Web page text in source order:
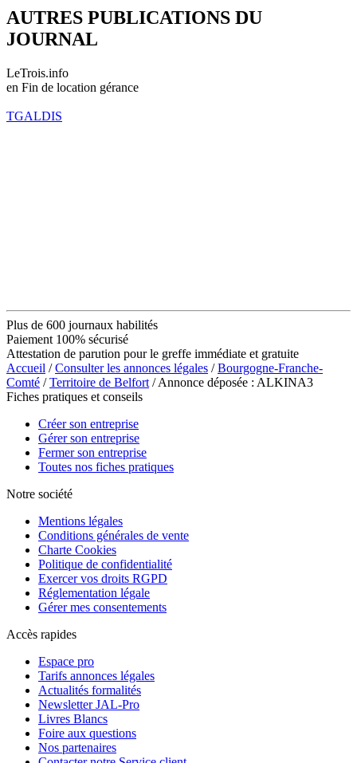
AUTRES PUBLICATIONS DU
JOURNAL
LeTrois.info
en Fin de location gérance
TGALDIS
Plus de 600 journaux habilités
Paiement 100% sécurisé
Attestation de parution pour le greffe immédiate et gratuite
Accueil /Consulter les annonces légales /Bourgogne-Franche-
Comté /Territoire de Belfort / Annonce déposée : ALKINA3
Fiches pratiques et conseils
Créer son entreprise
Gérer son entreprise
Fermer son entreprise
Toutes nos fiches pratiques
Notre société
Mentions légales
Conditions générales de vente
Charte Cookies
Politique de confidentialité
Exercer vos droits RGPD
Réglementation légale
Gérer mes consentements
Accès rapides
Espace pro
Tarifs annonces légales
Actualités formalités
Newsletter JAL-Pro
Livres Blancs
Foire aux questions
Nos partenaires